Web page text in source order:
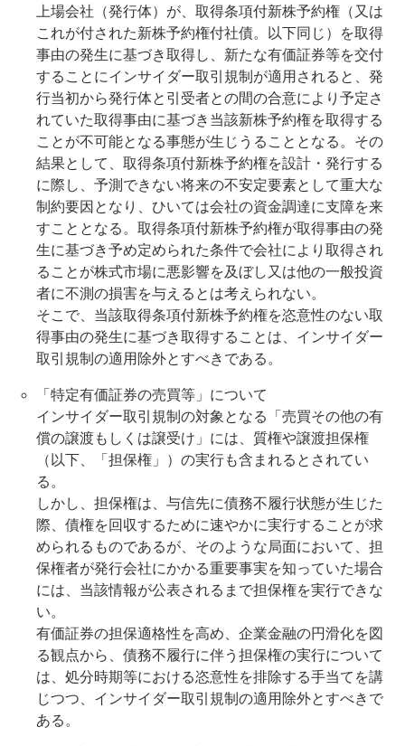
上場会社（発行体）が、取得条項付新株予約権（又は
これが付された新株予約権付社債。以下同じ）を取得
事由の発生に基づき取得し、新たな有価証券等を交付
することにインサイダー取引規制が適用されると、発
行当初から発行体と引受者との間の合意により予定さ
れていた取得事由に基づき当該新株予約権を取得する
ことが不可能となる事態が生じうることとなる。その
結果として、取得条項付新株予約権を設計・発行する
に際し、予測できない将来の不安定要素として重大な
制約要因となり、ひいては会社の資金調達に支障を来
すこととなる。取得条項付新株予約権が取得事由の発
生に基づき予め定められた条件で会社により取得され
ることが株式市場に悪影響を及ぼし又は他の一般投資
者に不測の損害を与えるとは考えられない。
そこで、当該取得条項付新株予約権を恣意性のない取
得事由の発生に基づき取得することは、インサイダー
取引規制の適用除外とすべきである。
「特定有価証券の売買等」について
インサイダー取引規制の対象となる「売買その他の有
償の譲渡もしくは譲受け」には、質権や譲渡担保権
（以下、「担保権」）の実行も含まれるとされてい
る。
しかし、担保権は、与信先に債務不履行状態が生じた
際、債権を回収するために速やかに実行することが求
められるものであるが、そのような局面において、担
保権者が発行会社にかかる重要事実を知っていた場合
には、当該情報が公表されるまで担保権を実行できな
い。
有価証券の担保適格性を高め、企業金融の円滑化を図
る観点から、債務不履行に伴う担保権の実行について
は、処分時期等における恣意性を排除する手当てを講
じつつ、インサイダー取引規制の適用除外とすべきで
ある。